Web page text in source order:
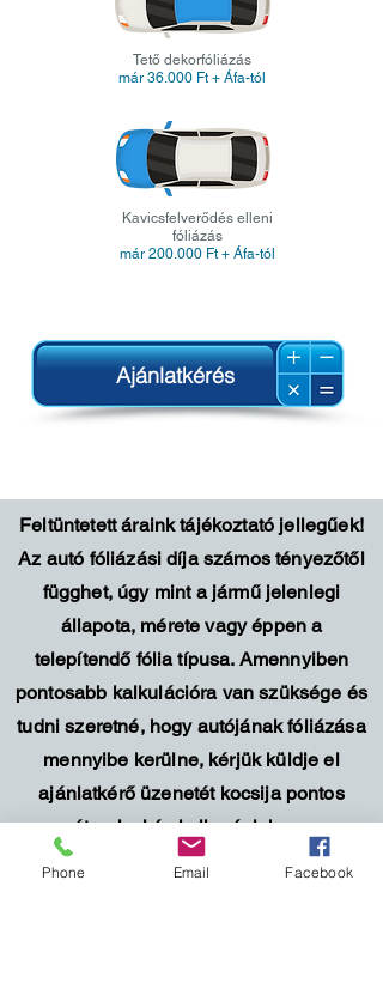
Tető dekorfóliázás
már 36.000 Ft + Áfa-tól
Kavicsfelverődés elleni
fóliázás
már 200.000 Ft + Áfa-tól
Ajánlatkérés
Feltüntetett áraink tájékoztató jellegűek!
Az autó fóliázási díja számos tényezőtől
függhet, úgy mint a jármű jelenlegi
állapota, mérete vagy éppen a
telepítendő fólia típusa. Amennyiben
pontosabb kalkulációra van szüksége és
tudni szeretné, hogy autójának fóliázása
mennyibe kerülne, kérjük küldje el
ajánlatkérő üzenetét kocsija pontos
paramétereivel és kollegánk hamarosan
felveszi Önnel a kapcsolatot.
Phone Email Facebook